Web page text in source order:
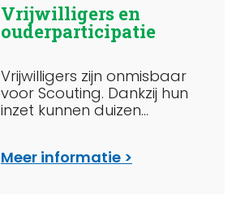
Vrijwilligers en
ouderparticipatie
Vrijwilligers zijn onmisbaar
voor Scouting. Dankzij hun
inzet kunnen duizen...
Meer informatie